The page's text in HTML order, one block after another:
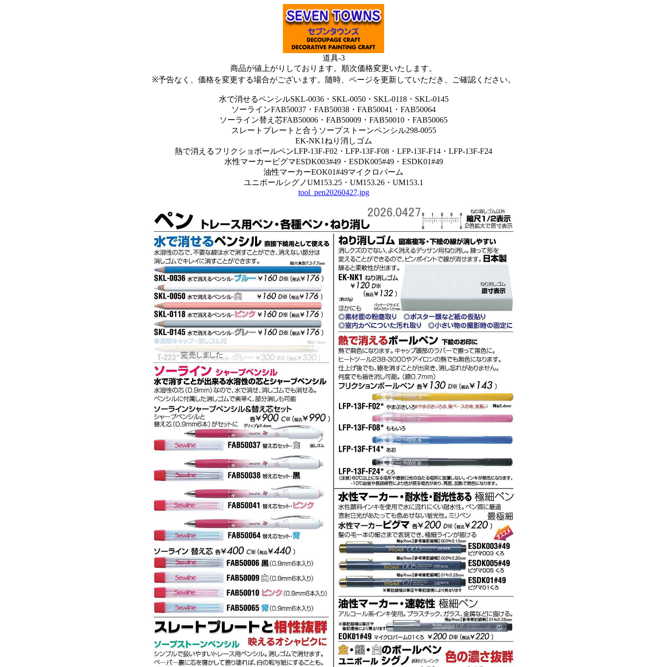
道具-3
商品が値上がりしております。順次価格変更いたします。
※予告なく、価格を変更する場合がございます。随時、ページを更新していただき、ご確認ください。
水で消せるペンシルSKL-0036・SKL-0050・SKL-0118・SKL-0145
ソーラインFAB50037・FAB50038・FAB50041・FAB50064
ソーライン替え芯FAB50006・FAB50009・FAB50010・FAB50065
スレートプレートと合うソープストーンペンシル298-0055
EK-NK1ねり消しゴム
熱で消えるフリクショボールペンLFP-13F-F02・LFP-13F-F08・LFP-13F-F14・LFP-13F-F24
水性マーカーピグマESDK003#49・ESDK005#49・ESDK01#49
油性マーカーEOK01#49マイクロパーム
ユニボールシグノUM153.25・UM153.26・UM153.1
tool_pen20260427.jpg